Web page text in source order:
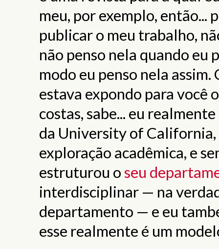
meu, por exemplo, então...
publicar o meu trabalho,
não penso nela quando eu
modo eu penso nela assim.
estava expondo para você
costas, sabe... eu
da University of California,
exploração acadêmica, e
estruturou oseu
interdisciplinar — na
departamento — e eu
esse realmente é um